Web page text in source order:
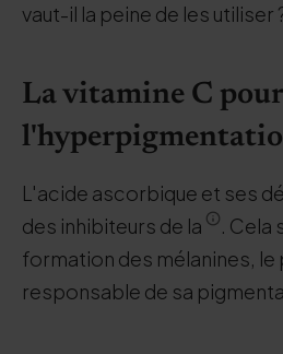
vaut-il la peine de les utiliser
La vitamine C pour
L'acide ascorbique et ses
des inhibiteurs de la
. Cela
formation des mélanines, le
responsable de sa